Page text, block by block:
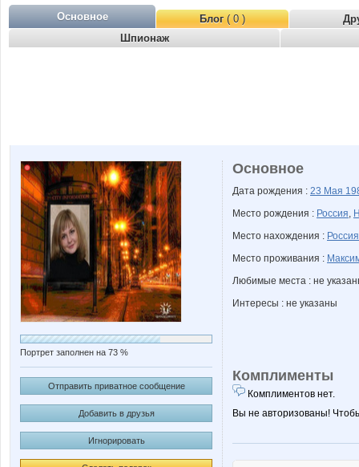
Основное Блог( 0 )
Шпионаж
Портрет заполнен на 73 %
Отправить приватное сообщение
Добавить в друзья
Игнорировать
Основное
Дата рождения : 23 Мая
Место рождения : Россия,
Место нахождения : Россия
Место проживания :
Любимые места : не
Интересы : не указаны
Комплименты
Комплиментов нет.
Вы не авторизованы!